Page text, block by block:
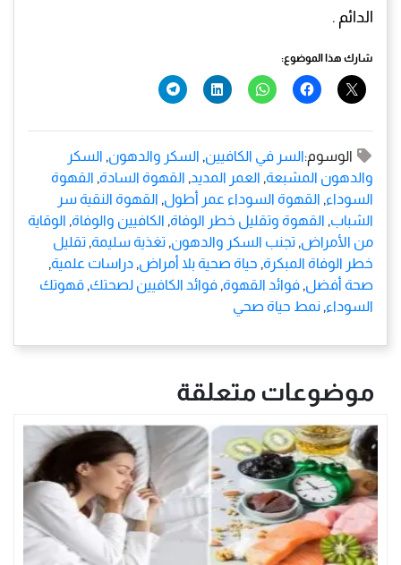
الدائم .
شارك هذا الموضوع:
الوسوم:السر في الكافيين, السكر والدهون, السكر
والدهون المشبعة, العمر المديد, القهوة السادة, القهوة
السوداء, القهوة السوداء عمر أطول, القهوة النقية سر
الشباب, القهوة وتقليل خطر الوفاة, الكافيين والوفاة, الوقاية
من الأمراض, تجنب السكر والدهون, تغذية سليمة, تقليل
خطر الوفاة المبكرة, حياة صحية بلا أمراض, دراسات علمية,
صحة أفضل, فوائد القهوة, فوائد الكافيين لصحتك, قهوتك
السوداء, نمط حياة صحي
موضوعات متعلقة